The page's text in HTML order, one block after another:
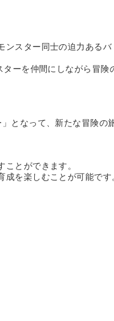
スター同士の迫力ある
ーを仲間にしながら冒険
となって、新たな冒険の
とができます。
を楽しむことが可能です